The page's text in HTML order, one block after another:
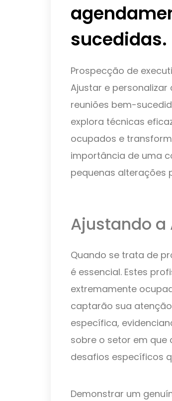
sucedidas.
Prospecção de
Ajustar e
reuniões bem-
explora técnicas
ocupados e
importância de uma
pequenas alterações
Ajustando a
Quando se trata de
é essencial. Estes
extremamente
captarão sua
específica,
sobre o setor em
desafios específicos
Demonstrar um